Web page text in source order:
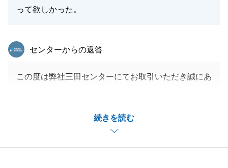
って欲しかった。
続きを読む
東急リバブル
センターからの返答
この度は弊社三田センターにてお取引いただき誠にあ
お取引が完了し、感無量です。
今後も何かございましたらお気軽にご連絡いただけま
すと幸いです。